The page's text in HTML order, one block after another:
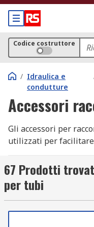
Codice costruttore
/ Idraulica e
condutture
Accessori
Gli accessori per
utilizzati per
tubi e i collari sono
l'aspetto delle
punti di ingresso.
anche una certa
per tubi standard
67 Prodotti
per tubi